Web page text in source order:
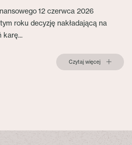
12 czerwca 2026
roku decyzję nakładającą na
karę...
Czytaj więcej